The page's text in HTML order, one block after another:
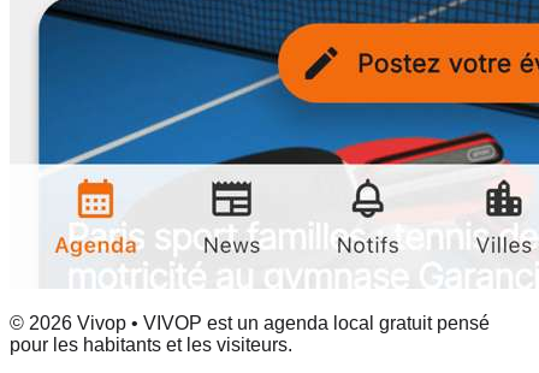
© 2026 Vivop • VIVOP est un agenda local gratuit pensé
pour les habitants et les visiteurs.